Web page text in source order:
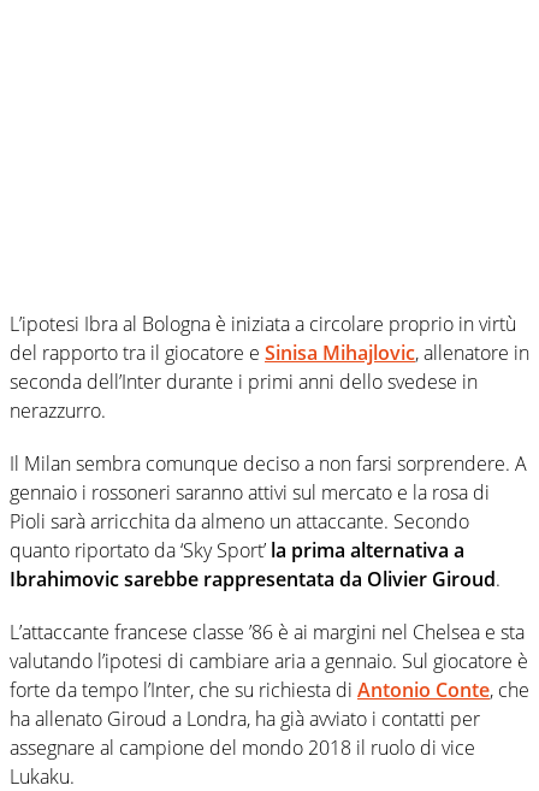
L’ipotesi Ibra al Bologna è iniziata a circolare proprio in virtù
del rapporto tra il giocatore e Sinisa Mihajlovic, allenatore in
seconda dell’Inter durante i primi anni dello svedese in
nerazzurro.
Il Milan sembra comunque deciso a non farsi sorprendere. A
gennaio i rossoneri saranno attivi sul mercato e la rosa di
Pioli sarà arricchita da almeno un attaccante. Secondo
quanto riportato da ‘Sky Sport’ la prima alternativa a
Ibrahimovic sarebbe rappresentata da Olivier Giroud.
L’attaccante francese classe ’86 è ai margini nel Chelsea e sta
valutando l’ipotesi di cambiare aria a gennaio. Sul giocatore è
forte da tempo l’Inter, che su richiesta di Antonio Conte, che
ha allenato Giroud a Londra, ha già avviato i contatti per
assegnare al campione del mondo 2018 il ruolo di vice
Lukaku.